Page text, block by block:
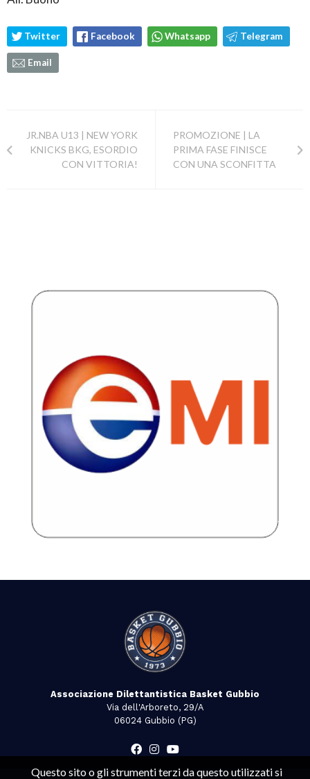
Twitter Facebook Whatsapp Telegram
Email
JR.NBA U13 | NEW YORK
KNICKS BKG, ESORDIO
CON VITTORIA!
PROMOZIONE | LA
PRIMA FASE FINISCE
CON UNA SCONFITTA
Associazione Dilettantistica Basket Gubbio
Via dell'Arboreto, 29/A
06024 Gubbio (PG)
Questo sito o gli strumenti terzi da questo utilizzati si